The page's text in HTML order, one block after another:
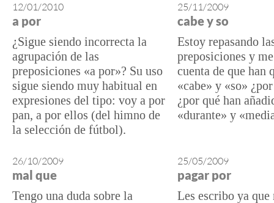
12/01/2010
a por
¿Sigue siendo incorrecta la
agrupación de las
preposiciones «a por»? Su uso
sigue siendo muy habitual en
expresiones del tipo: voy a por
pan, a por ellos (del himno de
la selección de fútbol).
25/11/2009
cabe y so
Estoy repasando
preposiciones y
cuenta de que han
«cabe» y «so»
¿por qué han
«durante» y
26/10/2009
mal que
Tengo una duda sobre la
25/05/2009
pagar por
Les escribo ya que